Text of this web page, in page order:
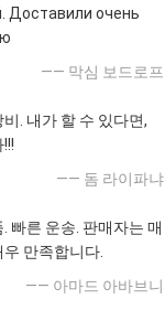
Доставили очень
—— 막심 보드로프
. 내가 할 수 있다면,
—— 돔 라이파냐
빠른 운송. 판매자는 매
만족합니다.
—— 아마드 아바브니